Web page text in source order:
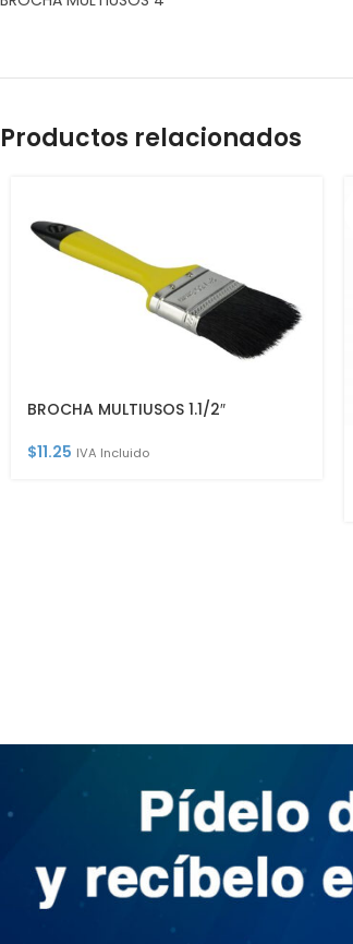
Productos relacionados
BROCHA MULTIUSOS 1.1/2″
$11.25 IVA Incluido